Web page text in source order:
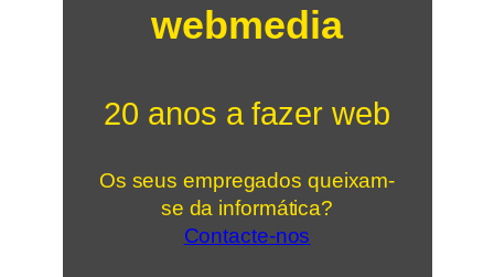
webmedia
20 anos a fazer web
Os seus empregados queixam-
se da informática?
Contacte-nos